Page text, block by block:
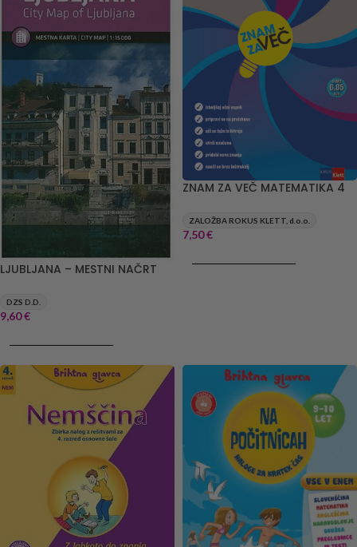
LJUBLJANA – MESTNI NAČRT
DZS D.D.
9,60€
ZNAM ZA VEČ MATEMATIKA 4
ZALOŽBA ROKUS KLETT, d.o.o.
7,50€